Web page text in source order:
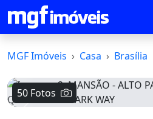
MGF Imóveis Casa Brasília
50 Fotos